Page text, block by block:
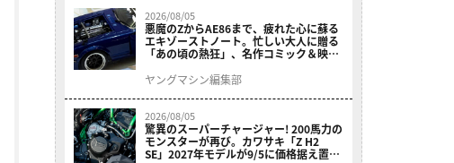
2026/08/05
悪魔のZからAE86まで、疲れた心に蘇る
エキゾーストノート。忙しい大人に贈る
「あの頃の熱狂」、名作コミック＆映画
結！
ヤングマシン編集部
2026/08/05
驚異のスーパーチャージャー! 200馬力の
モンスターが再び。カワサキ「Z H2
SE」2027年モデルが9/5に価格据え置き